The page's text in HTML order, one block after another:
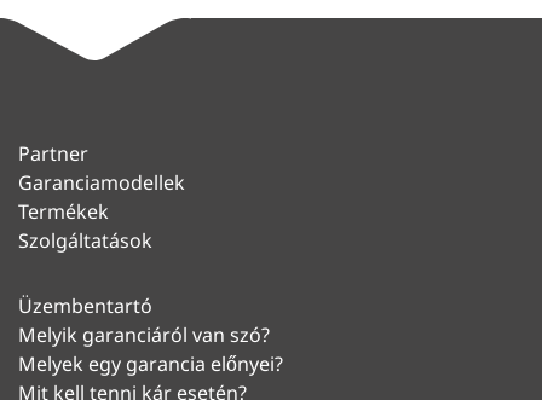
Partner
Garanciamodellek
Termékek
Szolgáltatások
Üzembentartó
Melyik garanciáról van szó?
Melyek egy garancia előnyei?
Mit kell tenni kár esetén?